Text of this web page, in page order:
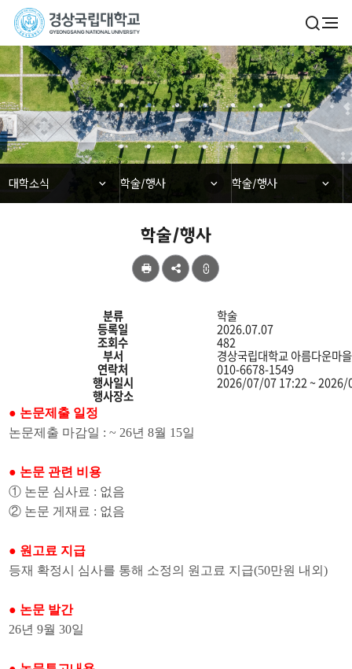
경
상
국
립
대
학
검
열
기
전
체
메
뉴
대학소식
닫힘
대학소식 닫힘
학술/행사 닫힘
학술/행사
학술/행사
공
분
류,
제
서,
연
락
처,
장
소,
위
정
보,
행
일
분류 학술
등록일 2026.07.07
조회수 482
부서 경상국립대학교 아름다운마
연락처 010-6678-1549
행사일시 2026/07/07 17:22 ~
행사장소
● 논문제출 일정
논문제출 마감일 : ~ 26년 8월 15일
● 논문 관련 비용
① 논문 심사료 : 없음
② 논문 게재료 : 없음
● 원고료 지급
등재 확정시 심사를 통해 소정의 원고료 지급(50만원 내외)
● 논문 발간
26년 9월30일